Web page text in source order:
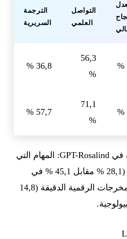
التواصل
العلمي
الترجمة
السريرية
56,3
%
36,8 %
71,1
%
57,7 %
نقاط الضعف المحددة في GPT-Rosalind: المهام التي
تتضمن موادًا أرشيفية (28,1 % مقابل 45,1 % في
مهام النص فقط)، والمخرجات الرقمية الدقيقة (14,8